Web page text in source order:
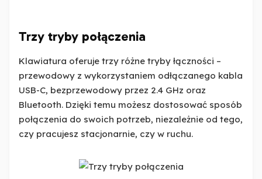
Trzy tryby połączenia
Klawiatura oferuje trzy różne tryby łączności –
przewodowy z wykorzystaniem odłączanego kabla
USB-C, bezprzewodowy przez 2.4 GHz oraz
Bluetooth. Dzięki temu możesz dostosować sposób
połączenia do swoich potrzeb, niezależnie od tego,
czy pracujesz stacjonarnie, czy w ruchu.